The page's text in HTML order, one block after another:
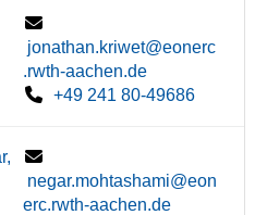
jonathan.kriwet@eonerc
.rwth-aachen.de
+49 241 80-49686
negar.mohtashami@eon
erc.rwth-aachen.de